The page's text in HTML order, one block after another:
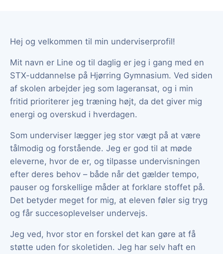
Hej og velkommen til min underviserprofil!
Mit navn er Line og til daglig er jeg i gang med en
STX-uddannelse på Hjørring Gymnasium. Ved siden
af skolen arbejder jeg som lageransat, og i min
fritid prioriterer jeg træning højt, da det giver mig
energi og overskud i hverdagen.
Som underviser lægger jeg stor vægt på at være
tålmodig og forstående. Jeg er god til at møde
eleverne, hvor de er, og tilpasse undervisningen
efter deres behov – både når det gælder tempo,
pauser og forskellige måder at forklare stoffet på.
Det betyder meget for mig, at eleven føler sig tryg
og får succesoplevelser undervejs.
Jeg ved, hvor stor en forskel det kan gøre at få
støtte uden for skoletiden. Jeg har selv haft en